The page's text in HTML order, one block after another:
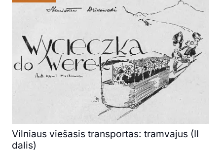
Vilniaus viešasis transportas: tramvajus (II
dalis)